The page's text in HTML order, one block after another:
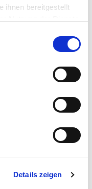
ihnen bereitgestellt
Details zeigen